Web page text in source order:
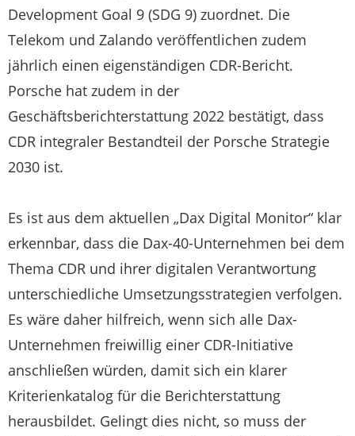
Development Goal 9 (SDG 9) zuordnet. Die
Telekom und Zalando veröffentlichen zudem
jährlich einen eigenständigen CDR-Bericht.
Porsche hat zudem in der
Geschäftsberichterstattung 2022 bestätigt, dass
CDR integraler Bestandteil der Porsche Strategie
2030 ist.
Es ist aus dem aktuellen „Dax Digital Monitor“ klar
erkennbar, dass die Dax-40-Unternehmen bei dem
Thema CDR und ihrer digitalen Verantwortung
unterschiedliche Umsetzungsstrategien verfolgen.
Es wäre daher hilfreich, wenn sich alle Dax-
Unternehmen freiwillig einer CDR-Initiative
anschließen würden, damit sich ein klarer
Kriterienkatalog für die Berichterstattung
herausbildet. Gelingt dies nicht, so muss der